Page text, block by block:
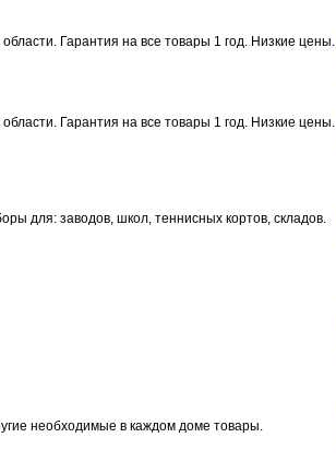
Гарантия на все товары 1 год. Низкие цены.
Гарантия на все товары 1 год. Низкие цены.
для: заводов, школ, теннисных кортов, складов.
необходимые в каждом доме товары.